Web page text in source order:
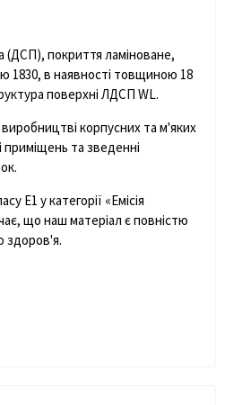
покриття ламіноване,
1830, в наявності товщиною 18
поверхні ЛДСП WL.
корпусних та м'яких
та зведенні
Е1 у категорії «Емісія
що наш матеріал є повністю
здоров'я.